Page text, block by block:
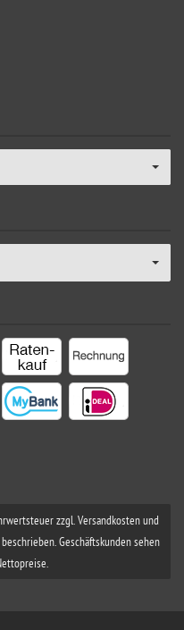
zzgl. Versandkosten und
Geschäftskunden sehen